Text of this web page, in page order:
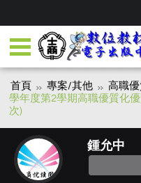
首頁 專案/其他 高職
學年度第2學期高職優質化
次)
鍾允中